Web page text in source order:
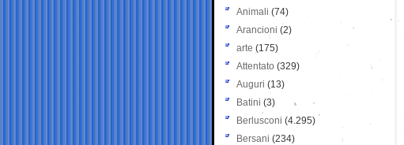
Animali (74)
Arancioni (2)
arte (175)
Attentato (329)
Auguri (13)
Batini (3)
Berlusconi (4.295)
Bersani (234)